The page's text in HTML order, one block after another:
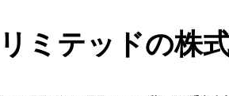
ミテッドの株